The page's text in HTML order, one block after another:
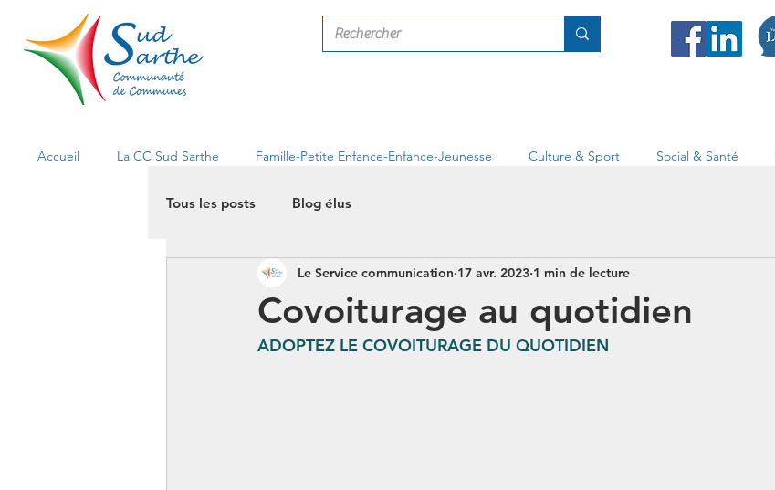
Tous les posts Blog élus
Covoiturage au quotidien
Le Service communication 17 avr. 2023 1 min de lecture
ADOPTEZ LE COVOITURAGE DU QUOTIDIEN
Accueil La CC Sud Sarthe Famille-Petite Enfance-Enfance-Jeunesse Culture & Sport Social & Santé